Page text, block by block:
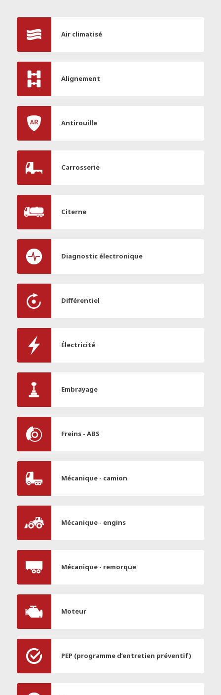
Air climatisé
Alignement
Antirouille
Carrosserie
Citerne
Diagnostic électronique
Différentiel
Électricité
Embrayage
Freins - ABS
Mécanique - camion
Mécanique - engins
Mécanique - remorque
Moteur
PEP (programme d’entretien préventif)